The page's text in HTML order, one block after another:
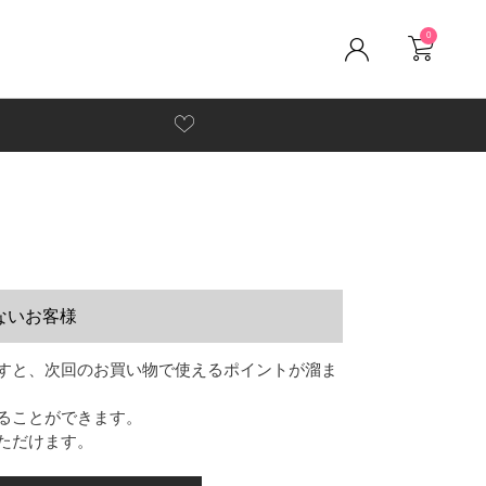
0
いお客様
と、次回のお買い物で使えるポイントが溜ま
ことができます。
だけます。